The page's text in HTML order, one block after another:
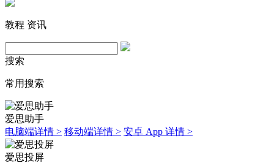
教程 资讯
搜索
常用搜索
爱思助手
电脑端详情 > 移动端详情 > 安卓 App 详情 >
爱思投屏